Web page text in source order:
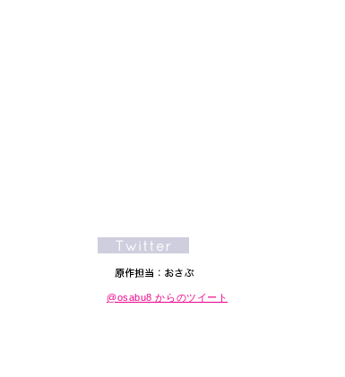
@osabu8 からのツイート